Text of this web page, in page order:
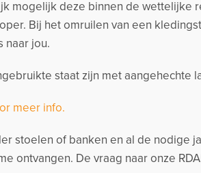
mogelijk deze binnen de wettelijke
Bij het omruilen van een
naar jou.
staat zijn met aangehechte
meer info.
stoelen of banken en al de nodige
ontvangen. De vraag naar onze